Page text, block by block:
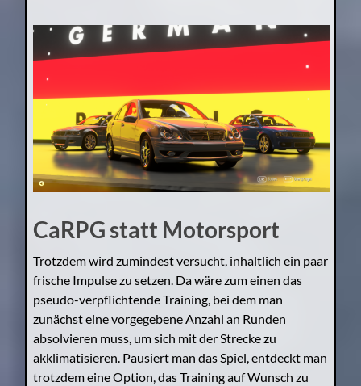
CaRPG statt Motorsport
Trotzdem wird zumindest versucht, inhaltlich ein paar
frische Impulse zu setzen. Da wäre zum einen das
pseudo-verpflichtende Training, bei dem man
zunächst eine vorgegebene Anzahl an Runden
absolvieren muss, um sich mit der Strecke zu
akklimatisieren. Pausiert man das Spiel, entdeckt man
trotzdem eine Option, das Training auf Wunsch zu